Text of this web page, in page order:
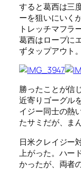
すると葛西は三
ーを狙いにいく
トレッチマフラ
葛西はロープに
ずタップアウト
勝ったことが信
近寄りゴーグル
イジー同士の熱
たサミだが、ま
日米クレイジー
上がった。ハー
かったが、両者